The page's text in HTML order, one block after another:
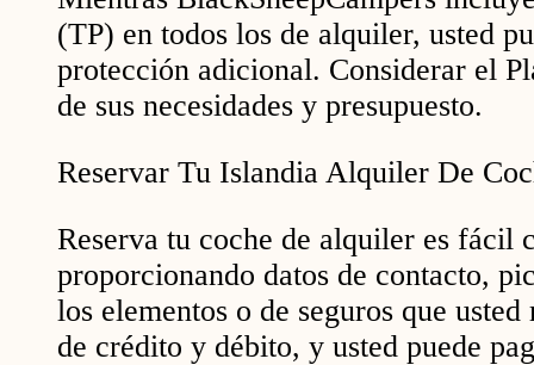
(TP) en todos los de alquiler, usted
protección adicional. Considerar el
de sus necesidades y presupuesto.
Reservar Tu Islandia Alquiler De
Reserva tu coche de alquiler es fácil
proporcionando datos de contacto,
los elementos o de seguros que
de crédito y débito, y usted puede